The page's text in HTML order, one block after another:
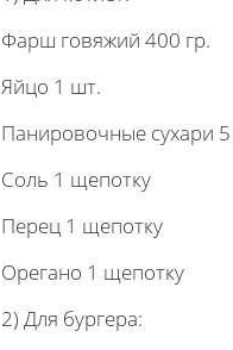
Фарш говяжий 400 гр.
Яйцо 1 шт.
Панировочные сухари 5
Соль 1 щепотку
Перец 1 щепотку
Орегано 1 щепотку
2) Для бургера: